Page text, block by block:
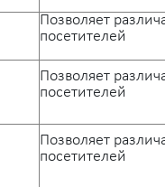
Позволяет
посетителей
Позволяет
посетителей
Позволяет
посетителей